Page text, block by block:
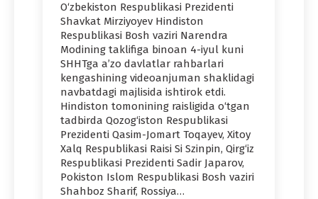
O‘zbekiston Respublikasi Prezidenti
Shavkat Mirziyoyev Hindiston
Respublikasi Bosh vaziri Narendra
Modining taklifiga binoan 4-iyul kuni
SHHTga a’zo davlatlar rahbarlari
kengashining videoanjuman shaklidagi
navbatdagi majlisida ishtirok etdi.
Hindiston tomonining raisligida o‘tgan
tadbirda Qozog‘iston Respublikasi
Prezidenti Qasim-Jomart Toqayev, Xitoy
Xalq Respublikasi Raisi Si Szinpin, Qirg‘iz
Respublikasi Prezidenti Sadir Japarov,
Pokiston Islom Respublikasi Bosh vaziri
Shahboz Sharif, Rossiya…